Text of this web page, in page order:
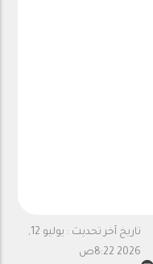
تاريخ آخر تحديث :
يوليو 12,
2026 8:22ص